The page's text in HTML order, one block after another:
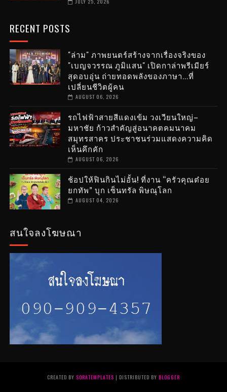
RECENT POSTS
"ล่าม" ภาพยนตร์สร้างจากเรื่องจริงของ
"เบญจวรรณ ภูมิแสน" เปิดกาล่าพรีเมียร์
สุดอบอุ่น ถ่ายทอดพลังของภาษา...ที่
เปลี่ยนชีวิตผู้คน
AUGUST 06, 2026
รถไฟฟ้าสายสีแดงเข้ม วงเวียนใหญ่–
มหาชัย ก้าวสำคัญสู่อนาคตคมนาคม
สมุทรสาคร ประชาชนร่วมแสดงความคิด
เห็นคึกคัก
AUGUST 06, 2026
ช้อปให้ฟินกินไม่อั้น! ที่งาน “ครัวคุณต๋อย
ยกทัพ” บุก เซ็นทรัล พิษณุโลก
AUGUST 04, 2026
สนใจลงโฆษณา
CREATED BY SORATEMPLATES | DISTRIBUTED BY BLOGGER